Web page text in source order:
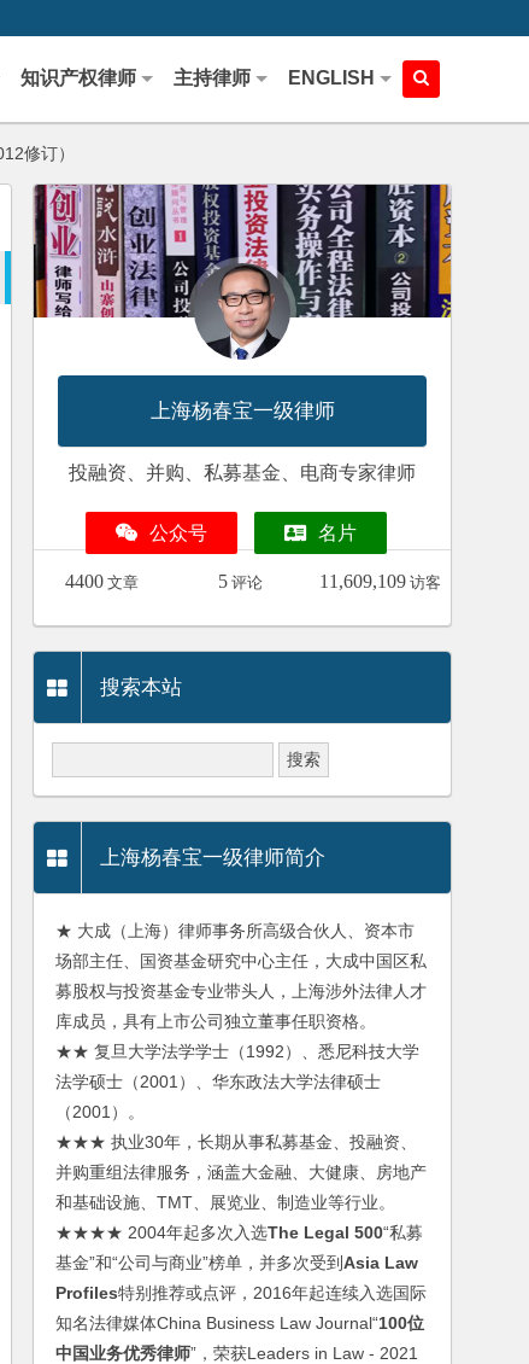
知识产权律师 主持律师 ENGLISH
修订）
上海杨春宝一级律师
投融资、并购、私募基金、电商专家律师
公众号 名片
4400 文章 5 评论 11,609,109 访客
搜索本站
上海杨春宝一级律师简介
★ 大成（上海）律师事务所高级合伙人、资本市
场部主任、国资基金研究中心主任，大成中国区私
募股权与投资基金专业带头人，上海涉外法律人才
库成员，具有上市公司独立董事任职资格。
★★ 复旦大学法学学士（1992）、悉尼科技大学
法学硕士（2001）、华东政法大学法律硕士
（2001）。
★★★ 执业30年，长期从事私募基金、投融资、
并购重组法律服务，涵盖大金融、大健康、房地产
和基础设施、TMT、展览业、制造业等行业。
★★★★ 2004年起多次入选The Legal 500“私募
基金”和“公司与商业”榜单，并多次受到Asia Law
Profiles特别推荐或点评，2016年起连续入选国际
知名法律媒体China Business Law Journal“100位
中国业务优秀律师”，荣获Leaders in Law - 2021